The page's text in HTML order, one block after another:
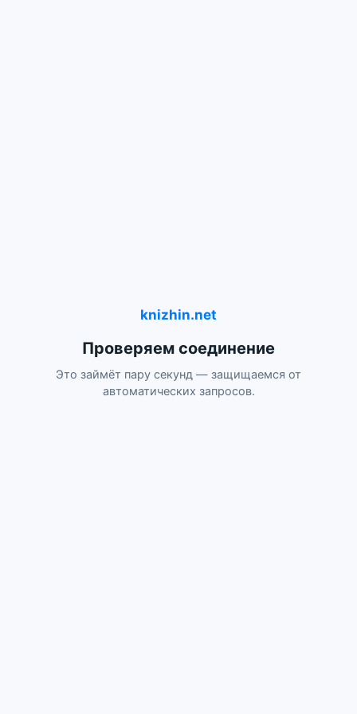
knizhin.net
Проверяем соединение
Это займёт пару секунд — защищаемся от
автоматических запросов.